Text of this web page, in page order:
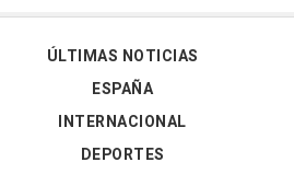
ÚLTIMAS NOTICIAS
ESPAÑA
INTERNACIONAL
DEPORTES